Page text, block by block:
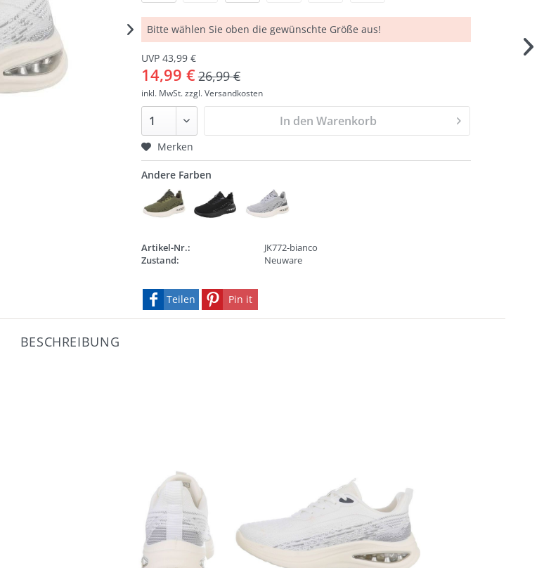
Bitte wählen Sie oben die gewünschte Größe aus!
UVP 43,99 €
14,99 €26,99 €
inkl. MwSt. zzgl. Versandkosten
In den Warenkorb
Merken
Andere Farben
Artikel-Nr.:
JK772-bianco
Zustand:
Neuware
Teilen Pin it
BESCHREIBUNG